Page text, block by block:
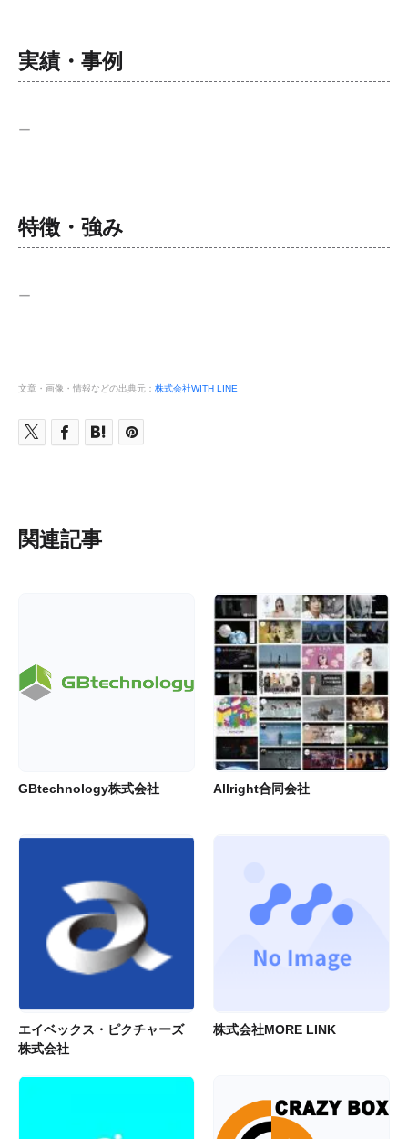
実績・事例
ー
特徴・強み
ー
文章・画像・情報などの出典元： 株式会社WITH LINE
関連記事
GBtechnology株式会社 Allright合同会社
エイベックス・ピクチャーズ
株式会社
株式会社MORE LINK